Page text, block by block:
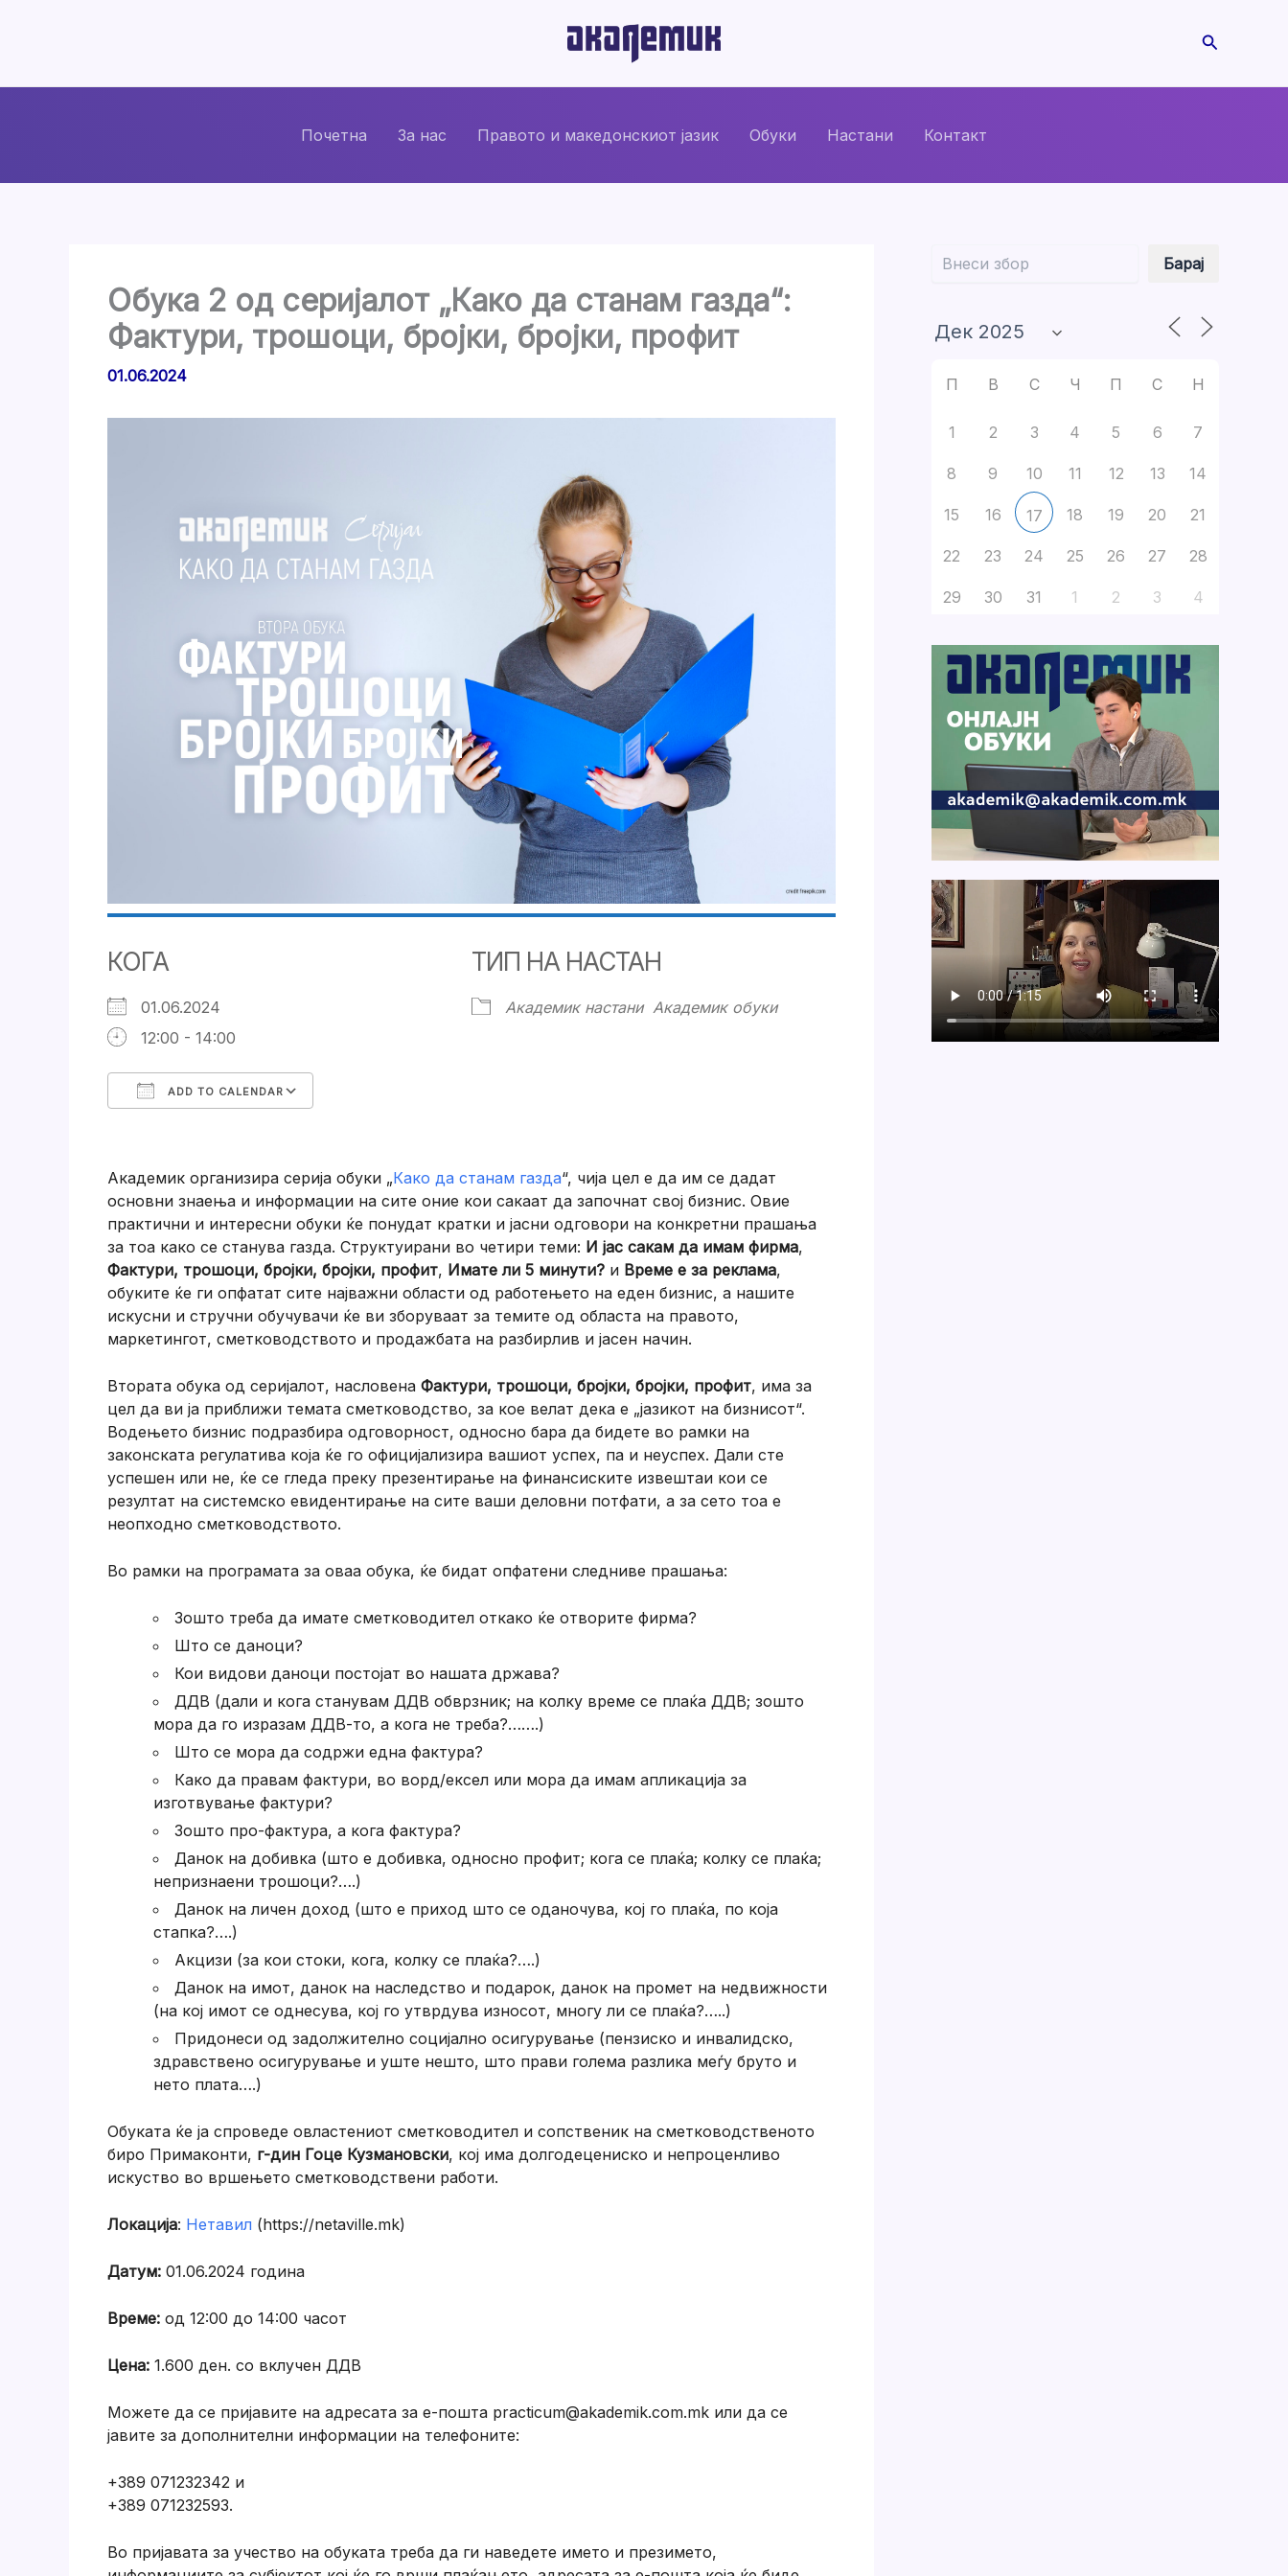
Search
Почетна За нас Правото и македонскиот јазик Обуки Настани Контакт
Обука 2 од серијалот „Како да станам газда“:
Фактури, трошоци, бројки, бројки, профит
01.06.2024
КОГА
01.06.2024
12:00 - 14:00
ADD TO CALENDAR
ТИП НА НАСТАН
Академик настани Академик обуки
Академик организира серија обуки „Како да станам газда“, чија цел е да им се дадат
основни знаења и информации на сите оние кои сакаат да започнат свој бизнис. Овие
практични и интересни обуки ќе понудат кратки и јасни одговори на конкретни прашања
за тоа како се станува газда. Структуирани во четири теми: И јас сакам да имам фирма,
Фактури, трошоци, бројки, бројки, профит, Имате ли 5 минути? и Време е за реклама,
обуките ќе ги опфатат сите најважни области од работењето на еден бизнис, а нашите
искусни и стручни обучувачи ќе ви зборуваат за темите од областа на правото,
маркетингот, сметководството и продажбата на разбирлив и јасен начин.
Втората обука од серијалот, насловена Фактури, трошоци, бројки, бројки, профит, има за
цел да ви ја приближи темата сметководство, за кое велат дека е „јазикот на бизнисот“.
Водењето бизнис подразбира одговорност, односно бара да бидете во рамки на
законската регулатива која ќе го официјализира вашиот успех, па и неуспех. Дали сте
успешен или не, ќе се гледа преку презентирање на финансиските извештаи кои се
резултат на системско евидентирање на сите ваши деловни потфати, а за сето тоа е
неопходно сметководството.
Во рамки на програмата за оваа обука, ќе бидат опфатени следниве прашања:
Зошто треба да имате сметководител откако ќе отворите фирма?
Што се даноци?
Кои видови даноци постојат во нашата држава?
ДДВ (дали и кога станувам ДДВ обврзник; на колку време се плаќа ДДВ; зошто
мора да го изразам ДДВ-то, а кога не треба?…….)
Што се мора да содржи една фактура?
Како да правам фактури, во ворд/ексел или мора да имам апликација за
изготвување фактури?
Зошто про-фактура, а кога фактура?
Данок на добивка (што е добивка, односно профит; кога се плаќа; колку се плаќа;
непризнаени трошоци?….)
Данок на личен доход (што е приход што се оданочува, кој го плаќа, по која
стапка?….)
Акцизи (за кои стоки, кога, колку се плаќа?….)
Данок на имот, данок на наследство и подарок, данок на промет на недвижности
(на кој имот се однесува, кој го утврдува износот, многу ли се плаќа?…..)
Придонеси од задолжително социјално осигурување (пензиско и инвалидско,
здравствено осигурување и уште нешто, што прави голема разлика меѓу бруто и
нето плата….)
Обуката ќе ја спроведе овластениот сметководител и сопственик на сметководственото
биро Примаконти, г-дин Гоце Кузмановски, кој има долгодецениско и непроценливо
искуство во вршењето сметководствени работи.
Локација: Нетавил (https://netaville.mk)
Датум: 01.06.2024 година
Време: од 12:00 до 14:00 часот
Цена: 1.600 ден. со вклучен ДДВ
Можете да се пријавите на адресата за е-пошта practicum@akademik.com.mk или да се
јавите за дополнителни информации на телефоните:
+389 071232342 и
+389 071232593.
Во пријавата за учество на обуката треба да ги наведете името и презимето,
Барај
П В С Ч П С Н
1 2 3 4 5 6 7
8 9 10 11 12 13 14
15 16 17 18 19 20 21
22 23 24 25 26 27 28
29 30 31 1 2 3 4